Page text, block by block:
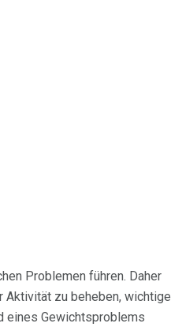
Problemen führen. Daher
Aktivität zu beheben, wichtige
eines Gewichtsproblems